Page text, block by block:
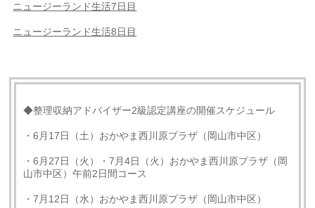
ニュージーランド生活7日目
ニュージーランド生活8日目
◆整理収納アドバイザー2級認定講座の開催スケジュール
・6月17日（土）おかやま西川原プラザ（岡山市中区）
・6月27日（火）・7月4日（火）おかやま西川原プラザ（岡
山市中区）午前2日間コース
・7月12日（水）おかやま西川原プラザ（岡山市中区）